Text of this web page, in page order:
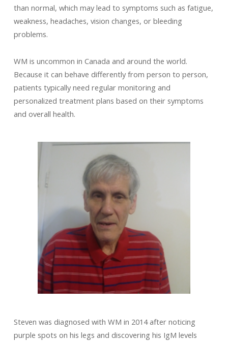
than normal, which may lead to symptoms such as fatigue,
weakness, headaches, vision changes, or bleeding
problems.
WM is uncommon in Canada and around the world.
Because it can behave differently from person to person,
patients typically need regular monitoring and
personalized treatment plans based on their symptoms
and overall health.
Steven was diagnosed with WM in 2014 after noticing
purple spots on his legs and discovering his IgM levels